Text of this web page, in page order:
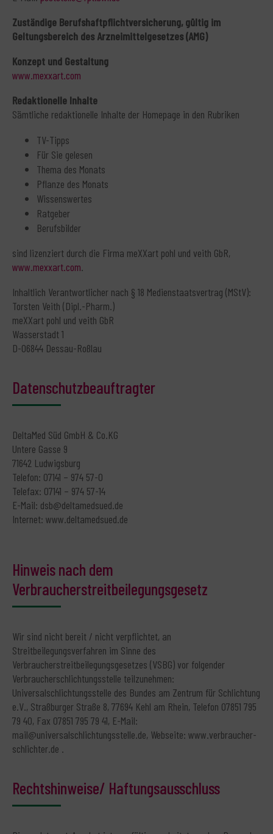
Zuständige Berufshaftpflichtversicherung, gültig im
Geltungsbereich des Arzneimittelgesetzes (AMG)
Konzept und Gestaltung
www.mexxart.com
Redaktionelle Inhalte
Sämtliche redaktionelle Inhalte der Homepage in den Rubriken
TV-Tipps
Für Sie gelesen
Thema des Monats
Pflanze des Monats
Wissenswertes
Ratgeber
Berufsbilder
sind lizenziert durch die Firma meXXart pohl und veith GbR,
www.mexxart.com.
Inhaltlich Verantwortlicher nach § 18 Medienstaatsvertrag (MStV):
Torsten Veith (Dipl.-Pharm.)
meXXart pohl und veith GbR
Wasserstadt 1
D-06844 Dessau-Roßlau
Datenschutzbeauftragter
DeltaMed Süd GmbH & Co.KG
Untere Gasse 9
71642 Ludwigsburg
Telefon: 07141 – 974 57-0
Telefax: 07141 – 974 57-14
E-Mail: dsb@deltamedsued.de
Internet: www.deltamedsued.de
Hinweis nach dem
Verbraucherstreitbeilegungsgesetz
Wir sind nicht bereit / nicht verpflichtet, an
Streitbeilegungsverfahren im Sinne des
Verbraucherstreitbeilegungsgesetzes (VSBG) vor folgender
Verbraucherschlichtungsstelle teilzunehmen:
Universalschlichtungsstelle des Bundes am Zentrum für Schlichtung
e.V., Straßburger Straße 8, 77694 Kehl am Rhein, Telefon 07851 795
79 40, Fax 07851 795 79 41, E-Mail:
mail@universalschlichtungsstelle.de, Webseite: www.verbraucher-
schlichter.de .
Rechtshinweise/ Haftungsausschluss